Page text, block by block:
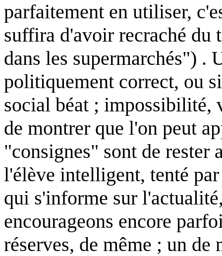
parfaitement en utiliser,
suffira d'avoir recraché du
dans les supermarchés") .
politiquement correct, ou
social béat ; impossibilité,
de montrer que l'on peut
"consignes" sont de
l'élève intelligent, tenté
qui s'informe sur
encourageons encore
réserves, de même ; un de